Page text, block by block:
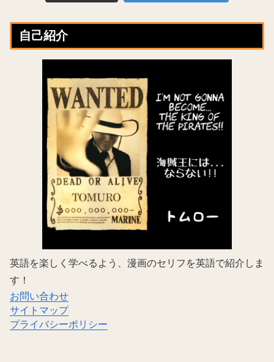
自己紹介
英語を楽しく学べるよう、漫画のセリフを英語で紹介しま
す！
お問い合わせ
サイトマップ
プライバシーポリシー